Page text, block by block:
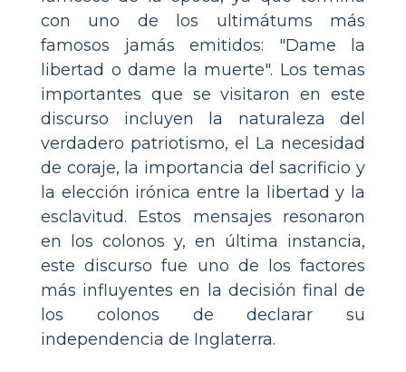
con uno de los ultimátums más
famosos jamás emitidos: "Dame la
libertad o dame la muerte". Los temas
importantes que se visitaron en este
discurso incluyen la naturaleza del
verdadero patriotismo, el La necesidad
de coraje, la importancia del sacrificio y
la elección irónica entre la libertad y la
esclavitud. Estos mensajes resonaron
en los colonos y, en última instancia,
este discurso fue uno de los factores
más influyentes en la decisión final de
los colonos de declarar su
independencia de Inglaterra.